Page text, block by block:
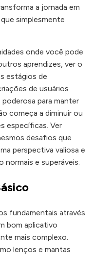
a jornada em
simplesmente
onde você pode
aprendizes, ver o
estágios de
de usuários
para manter
começa a diminuir ou
específicas. Ver
desafios que
perspectiva valiosa e
normais e superáveis.
fundamentais através
bom aplicativo
mais complexo.
lenços e mantas